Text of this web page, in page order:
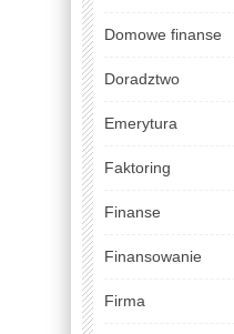
Domowe finanse
Doradztwo
Emerytura
Faktoring
Finanse
Finansowanie
Firma